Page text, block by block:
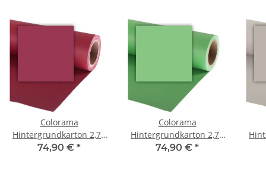
Colorama
Hintergrundkarton 2,72
x 11m - Crimson
74,90 € *
Colorama
Hintergrundkarton 2,72
x 11m - Summergreen
74,90 € *